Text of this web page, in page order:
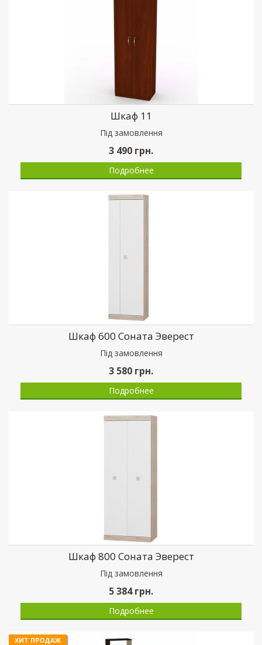
Шкаф 11
Пiд замовлення
3 490 грн.
Подробнее
Шкаф 600 Соната Эверест
Пiд замовлення
3 580 грн.
Подробнее
Шкаф 800 Соната Эверест
Пiд замовлення
5 384грн.
Подробнее
ХИТ ПРОДАЖ